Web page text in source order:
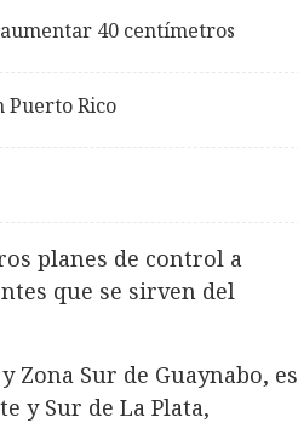
40 centímetros
Puerto Rico
planes de control a
que se sirven del
Zona Sur de Guaynabo, es
y Sur de La Plata,